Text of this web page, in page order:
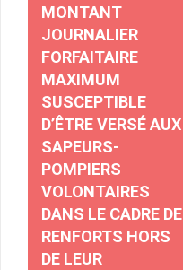
MONTANT
JOURNALIER
FORFAITAIRE
MAXIMUM
SUSCEPTIBLE
D’ÊTRE VERSÉ AUX
SAPEURS-
POMPIERS
VOLONTAIRES
DANS LE CADRE DE
RENFORTS HORS
DE LEUR